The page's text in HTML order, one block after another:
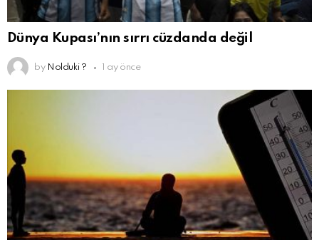
Dünya Kupası’nın sırrı cüzdanda değil
by Nolduki ? 1 ay önce